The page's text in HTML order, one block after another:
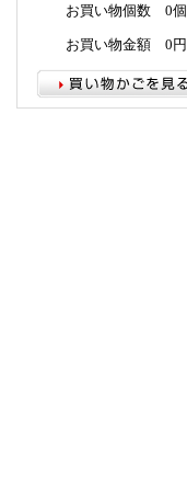
お買い物個数 0個
お買い物金額 0円